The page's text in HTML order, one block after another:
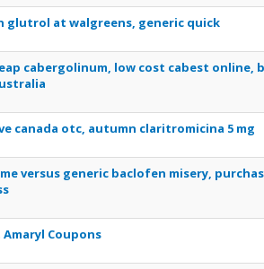
glutrol at walgreens, generic quick
0 sur 5 en moyenne
12 345
cabergolinum, low cost cabest online,
sur 5 en moyenne
12345
canada otc, autumn claritromicina 5 mg
0 sur 5 en moyenne
12345
versus generic baclofen misery,
0 sur 5 en moyenne
1234 5
Coupons
sur 5 en moyenne
12345